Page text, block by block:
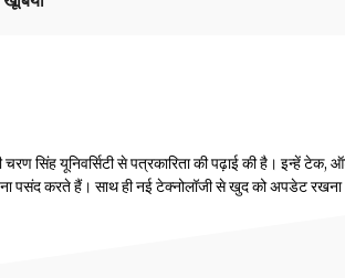
सिंह यूनिवर्सिटी से पत्रकारिता की पढ़ाई की है। इन्हें टेक,
पसंद करते हैं। साथ ही नई टेक्नोलॉजी से खुद को अपडेट रखना